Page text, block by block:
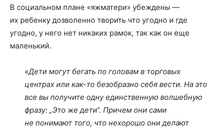
В социальном плане «яжматери» убеждены —
их ребенку дозволенно творить что угодно и где
угодно, у него нет никаких рамок, так как он еще
маленький.
«Дети могут бегать по головам в торговых
центрах или как-то безобразно себя вести. На это
все вы получите одну единственную волшебную
фразу: „Это же дети“. Причем они сами
не понимают того, что нехорошо они делают